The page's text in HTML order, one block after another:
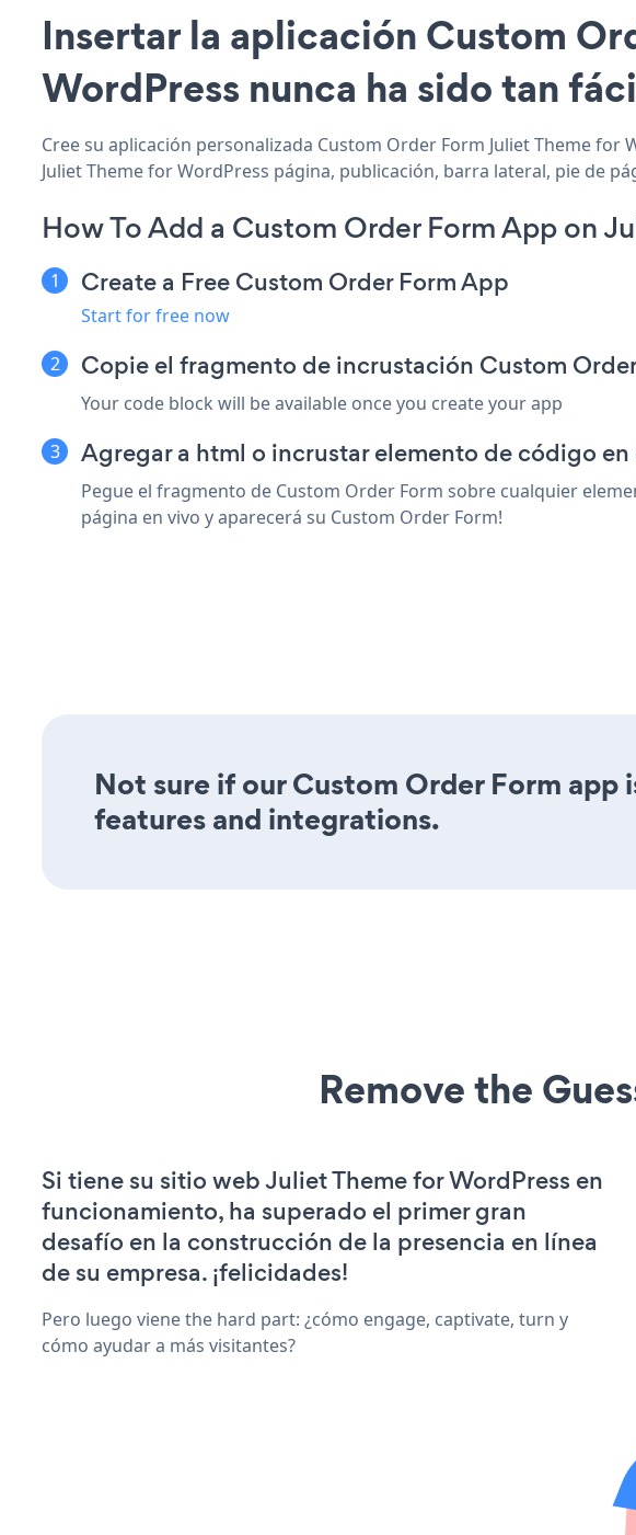
Insertar la aplicación Custom
WordPress nunca ha sido tan
Cree su aplicación personalizada Custom Order Form Juliet Theme
Juliet Theme for WordPress página, publicación, barra lateral, pie de
How To Add a Custom Order Form App on
Create a Free Custom Order Form App
Start for free now
Copie el fragmento de incrustación Custom
Your code block will be available once you create your app
Agregar a html o incrustar elemento de código
Pegue el fragmento de Custom Order Form sobre cualquier
página en vivo y aparecerá su Custom Order Form!
Not sure if our Custom Order Form
features and integrations.
Remove the
Si tiene su sitio web Juliet Theme for WordPress en
funcionamiento, ha superado el primer gran
desafío en la construcción de la presencia en línea
de su empresa. ¡felicidades!
Pero luego viene the hard part: ¿cómo engage, captivate, turn y
cómo ayudar a más visitantes?